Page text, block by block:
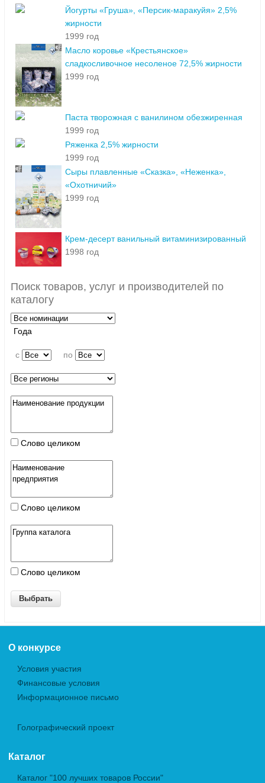
Йогурты «Груша», «Персик-маракуйя» 2,5%
жирности
1999 год
Масло коровье «Крестьянское»
сладкосливочное несоленое 72,5% жирности
1999 год
Паста творожная с ванилином обезжиренная
1999 год
Ряженка 2,5% жирности
1999 год
Сыры плавленные «Сказка», «Неженка»,
«Охотничий»
1999 год
Крем-десерт ванильный витаминизированный
1998 год
Поиск товаров, услуг и производителей по
каталогу
Года
c по
Слово целиком
Слово целиком
Слово целиком
О конкурсе
Условия участия
Финансовые условия
Информационное письмо
Голографический проект
Каталог
Каталог "100 лучших товаров России"